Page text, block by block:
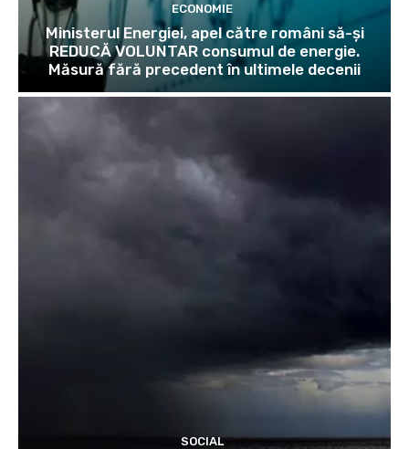
ECONOMIE
Ministerul Energiei, apel către români să-și
REDUCĂ VOLUNTAR consumul de energie.
Măsură fără precedent în ultimele decenii
SOCIAL